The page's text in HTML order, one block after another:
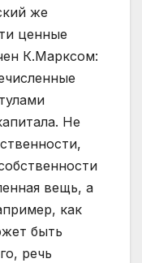
же
ценные
К.Марксом:
Не
вещь, а
как
быть
речь